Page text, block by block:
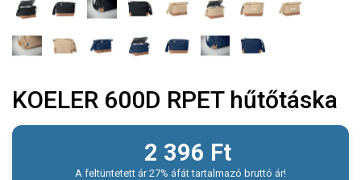
KOELER 600D RPET hűtőtáska
2 396 Ft
A feltüntetett ár 27% áfát tartalmazó bruttó ár!